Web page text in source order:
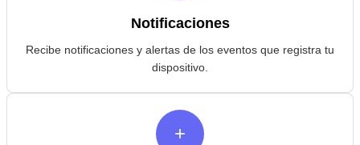
Notificaciones
Recibe notificaciones y alertas de los eventos que registra tu
dispositivo.
+